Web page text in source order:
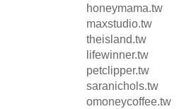
honeymama.tw
maxstudio.tw
theisland.tw
lifewinner.tw
petclipper.tw
saranichols.tw
omoneycoffee.tw